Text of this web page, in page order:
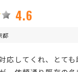
4.6
都
応してくれ、とても